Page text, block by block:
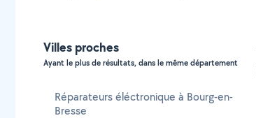
Villes proches
Ayant le plus de résultats, dans le même département
Réparateurs éléctronique à Bourg-en-
Bresse